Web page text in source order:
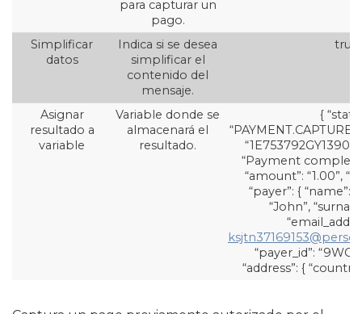
para capturar un
pago.
Simplificar
datos
Indica si se desea
simplificar el
contenido del
mensaje.
true
Asignar
resultado a
variable
Variable donde se
almacenará el
resultado.
{
“Payment
“amount”: “1.00”,
“payer”: { “name”:
“John”,
“payer_id”:
“address”: {